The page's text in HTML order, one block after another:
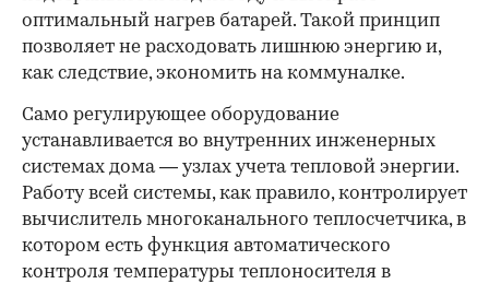
оптимальный нагрев батарей. Такой принцип
позволяет не расходовать лишнюю энергию и,
как следствие, экономить на коммуналке.
Само регулирующее оборудование
устанавливается во внутренних инженерных
системах дома — узлах учета тепловой энергии.
Работу всей системы, как правило, контролирует
вычислитель многоканального теплосчетчика, в
котором есть функция автоматического
контроля температуры теплоносителя в